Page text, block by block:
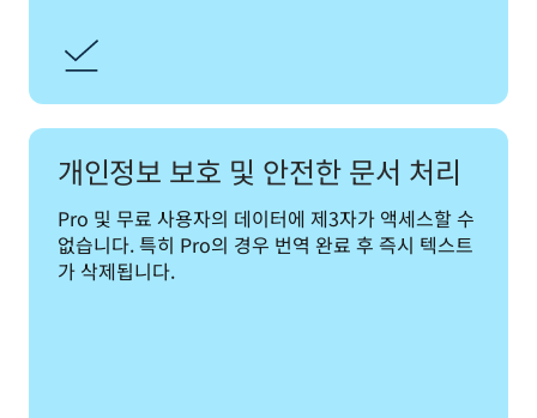
개인정보 보호 및 안전한 문서 처리
Pro 및 무료 사용자의 데이터에 제3자가 액세스할 수
없습니다. 특히 Pro의 경우 번역 완료 후 즉시 텍스트
가 삭제됩니다.